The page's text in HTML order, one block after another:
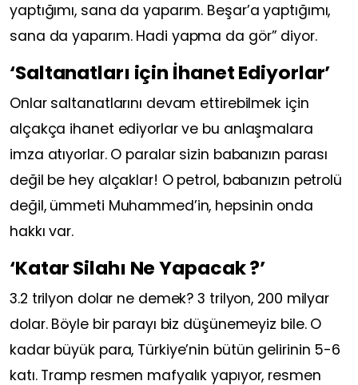
yaptığımı, sana da yaparım. Beşar’a yaptığımı,
sana da yaparım. Hadi yapma da gör” diyor.
‘Saltanatları için İhanet Ediyorlar’
Onlar saltanatlarını devam ettirebilmek için
alçakça ihanet ediyorlar ve bu anlaşmalara
imza atıyorlar. O paralar sizin babanızın parası
değil be hey alçaklar! O petrol, babanızın petrolü
değil, ümmeti Muhammed’in, hepsinin onda
hakkı var.
‘Katar Silahı Ne Yapacak ?’
3.2 trilyon dolar ne demek? 3 trilyon, 200 milyar
dolar. Böyle bir parayı biz düşünemeyiz bile. O
kadar büyük para, Türkiye’nin bütün gelirinin 5-6
katı. Tramp resmen mafyalık yapıyor, resmen